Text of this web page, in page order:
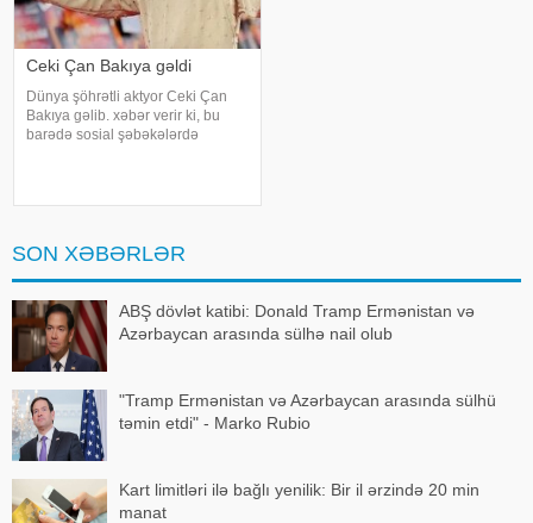
Ceki Çan Bakıya gəldi
Dünya şöhrətli aktyor Ceki Çan
Bakıya gəlib. xəbər verir ki, bu
barədə sosial şəbəkələrdə
SON XƏBƏRLƏR
ABŞ dövlət katibi: Donald Tramp Ermənistan və
Azərbaycan arasında sülhə nail olub
"Tramp Ermənistan və Azərbaycan arasında sülhü
təmin etdi" - Marko Rubio
Kart limitləri ilə bağlı yenilik: Bir il ərzində 20 min
manat